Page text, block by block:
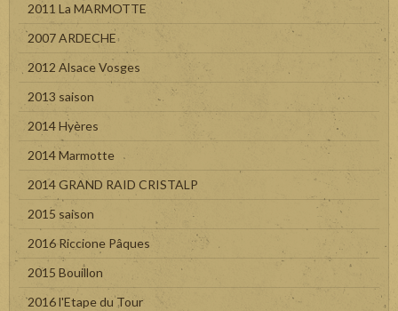
2011 La MARMOTTE
2007 ARDECHE
2012 Alsace Vosges
2013 saison
2014 Hyères
2014 Marmotte
2014 GRAND RAID CRISTALP
2015 saison
2016 Riccione Pâques
2015 Bouillon
2016 l'Etape du Tour